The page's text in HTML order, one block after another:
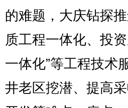
的难题，大庆钻探
质工程一体化、投
一体化”等工程技术
井老区挖潜、提高